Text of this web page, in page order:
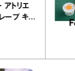
リー アトリエ
ルクレープ キャ